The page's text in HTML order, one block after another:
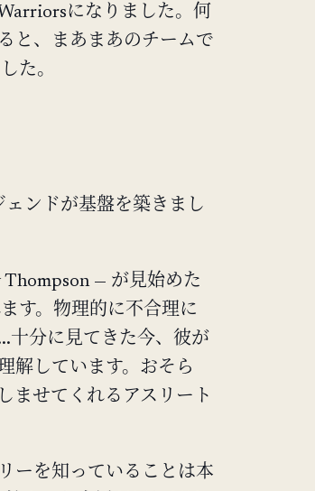
になりました。何
と、まあまあのチームで
た。
ンドが基盤を築きまし
— が見始めた
す。物理的に不合理に
十分に見てきた今、彼が
解しています。おそら
ませてくれるアスリート
ーを知っていることは本